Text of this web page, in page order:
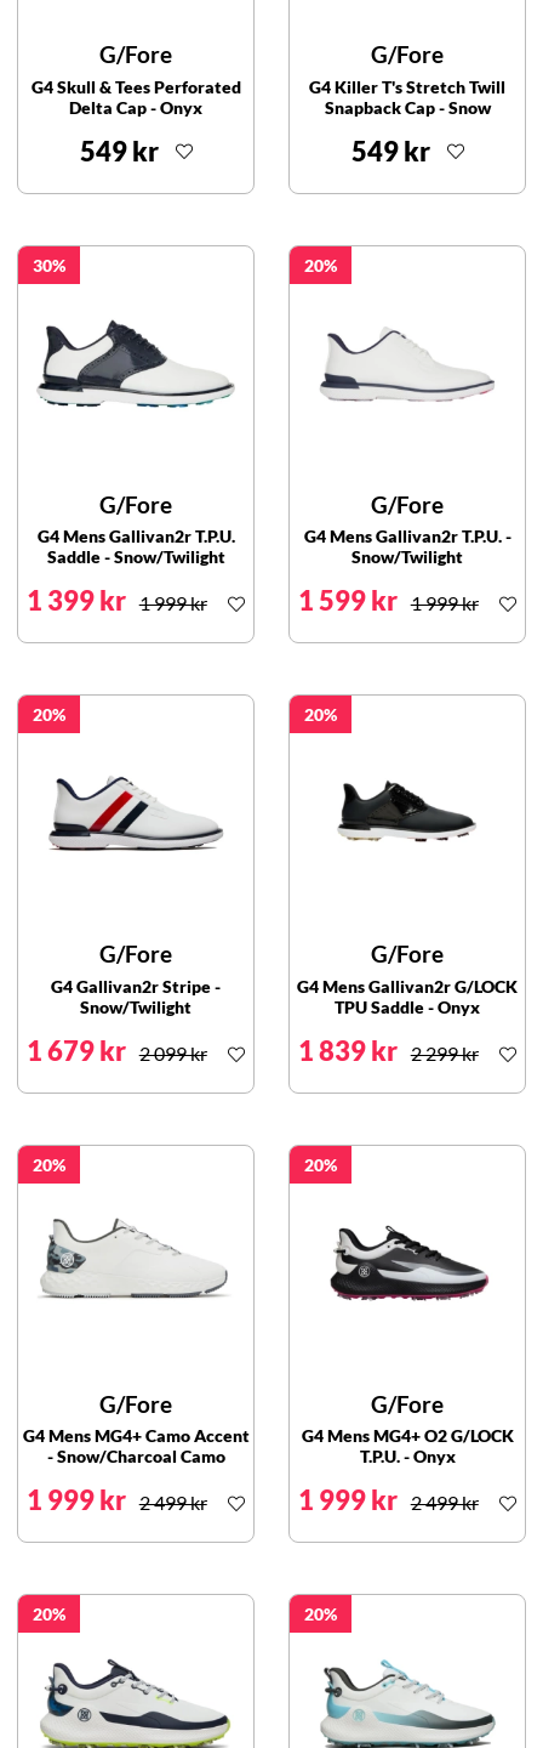
G/Fore
G4 Skull & Tees Perforated
Delta Cap - Onyx
549 kr
G/Fore
G4 Killer T's Stretch Twill
Snapback Cap - Snow
549 kr
30
G/Fore
G4 Mens Gallivan2r T.P.U.
Saddle - Snow/Twilight
1 399 kr 1 999 kr
20
G/Fore
G4 Mens Gallivan2r T.P.U. -
Snow/Twilight
1 599 kr 1 999 kr
20
G/Fore
G4 Gallivan2r Stripe -
Snow/Twilight
1 679 kr 2 099 kr
20
G/Fore
G4 Mens Gallivan2r G/LOCK
TPU Saddle - Onyx
1 839 kr 2 299 kr
20
G/Fore
G4 Mens MG4+ Camo Accent
- Snow/Charcoal Camo
1 999 kr 2 499 kr
20
G/Fore
G4 Mens MG4+ O2 G/LOCK
T.P.U. - Onyx
1 999 kr 2 499 kr
20 20